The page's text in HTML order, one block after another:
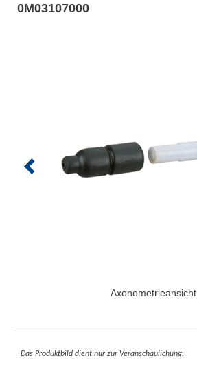
0M03107000
Axonometrieansicht
Das Produktbild dient nur zur Veranschaulichung.